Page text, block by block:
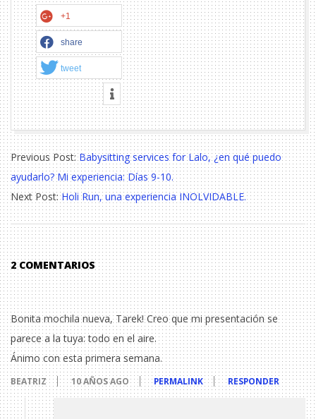
+1
share
tweet
2016-
09-
21
Previous Post:Babysitting services for Lalo, ¿en qué puedo
ayudarlo? Mi experiencia: Días 9-10.
Next Post:Holi Run, una experiencia INOLVIDABLE.
2 COMENTARIOS
Bonita mochila nueva, Tarek! Creo que mi presentación se
parece a la tuya: todo en el aire.
Ánimo con esta primera semana.
BEATRIZ 10 AÑOS AGO PERMALINK RESPONDER